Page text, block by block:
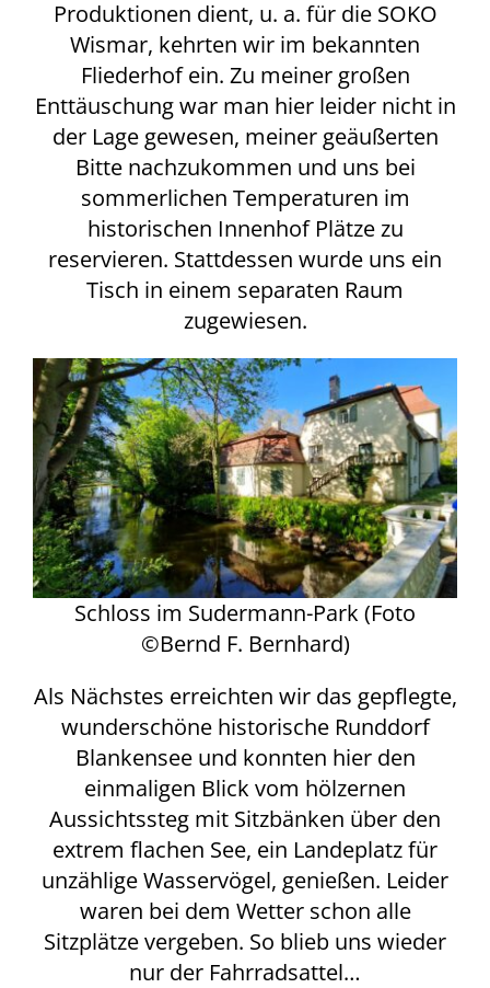
Produktionen dient, u. a. für die SOKO
Wismar, kehrten wir im bekannten
Fliederhof ein. Zu meiner großen
Enttäuschung war man hier leider nicht in
der Lage gewesen, meiner geäußerten
Bitte nachzukommen und uns bei
sommerlichen Temperaturen im
historischen Innenhof Plätze zu
reservieren. Stattdessen wurde uns ein
Tisch in einem separaten Raum
zugewiesen.
Schloss im Sudermann-Park (Foto
©Bernd F. Bernhard)
Als Nächstes erreichten wir das gepflegte,
wunderschöne historische Runddorf
Blankensee und konnten hier den
einmaligen Blick vom hölzernen
Aussichtssteg mit Sitzbänken über den
extrem flachen See, ein Landeplatz für
unzählige Wasservögel, genießen. Leider
waren bei dem Wetter schon alle
Sitzplätze vergeben. So blieb uns wieder
nur der Fahrradsattel…